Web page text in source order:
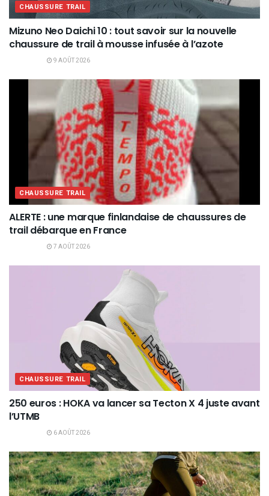
CHAUSSURE TRAIL
Mizuno Neo Daichi 10 : tout savoir sur la nouvelle
chaussure de trail à mousse infusée à l’azote
9 AOÛT 2026
CHAUSSURE TRAIL
ALERTE : une marque finlandaise de chaussures de
trail débarque en France
7 AOÛT 2026
CHAUSSURE TRAIL
250 euros : HOKA va lancer sa Tecton X 4 juste avant
l’UTMB
6 AOÛT 2026